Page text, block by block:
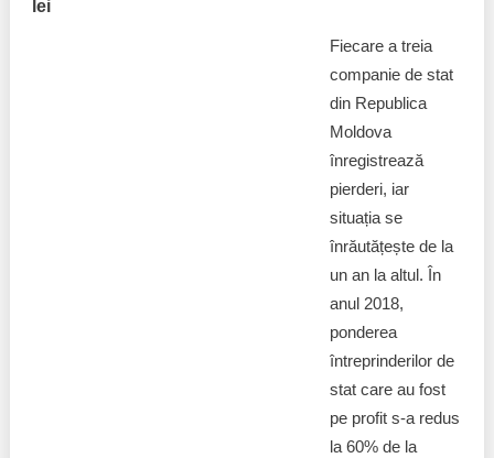
lei
Fiecare a treia
companie de stat
din Republica
Moldova
înregistrează
pierderi, iar
situația se
înrăutățește de la
un an la altul. În
anul 2018,
ponderea
întreprinderilor de
stat care au fost
pe profit s-a redus
la 60% de la